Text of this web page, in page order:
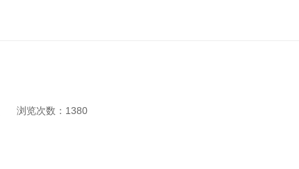
浏览次数： 1380